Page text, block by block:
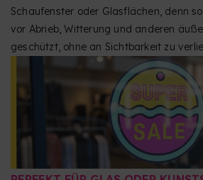
Schaufenster oder Glasflächen, denn
vor Abrieb, Witterung und anderen
geschützt, ohne an Sichtbarkeit zu